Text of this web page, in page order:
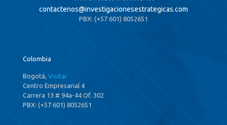
contactenos@investigacionesestrategicas.com
PBX: (+57 601) 8052651
Colombia
Bogotá, Visitar
Centro Empresarial 4
Carrera 13 # 94a-44 Of. 302
PBX: (+57 601) 8052651